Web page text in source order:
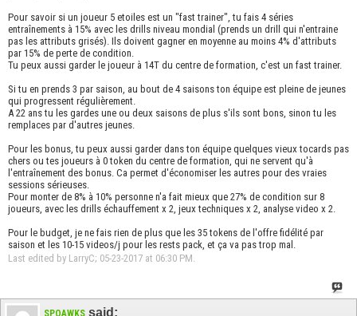
Pour savoir si un joueur 5 etoiles est un "fast trainer", tu fais 4 séries
entraînements à 15% avec les drills niveau mondial (prends un drill qui n'entraine
pas les attributs grisés). Ils doivent gagner en moyenne au moins 4% d'attributs
par 15% de perte de condition.
Tu peux aussi garder le joueur à 14T du centre de formation, c'est un fast trainer.
Si tu en prends 3 par saison, au bout de 4 saisons ton équipe est pleine de jeunes
qui progressent régulièrement.
A 22 ans tu les gardes une ou deux saisons de plus s'ils sont bons, sinon tu les
remplaces par d'autres jeunes.
Pour les bonus, tu peux aussi garder dans ton équipe quelques vieux tocards pas
chers ou tes joueurs à 0 token du centre de formation, qui ne servent qu'à
l'entraînement des bonus. Ca permet d'économiser les autres pour des vraies
sessions sérieuses.
Pour monter de 8% à 10% personne n'a fait mieux que 27% de condition sur 8
joueurs, avec les drills échauffement x 2, jeux techniques x 2, analyse video x 2.
Pour le budget, je ne fais rien de plus que les 35 tokens de l'offre fidélité par
saison et les 10-15 videos/j pour les rests pack, et ça va pas trop mal.
Last edited by LarryC; 05-23-2017 at 06:30 PM.
SPOAWKS said: